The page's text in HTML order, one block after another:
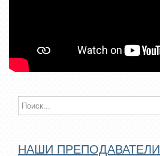
НАШИ ПРЕПОДАВАТЕЛИ